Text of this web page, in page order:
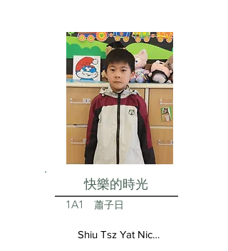
快樂的時光
1A1 蕭子日
Shiu Tsz Yat Nicolas